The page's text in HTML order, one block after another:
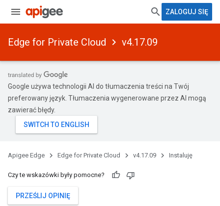
ZALOGUJ SIĘ
Edge for Private Cloud v4.17.09
Google używa technologii AI do tłumaczenia treści na Twój
preferowany język. Tłumaczenia wygenerowane przez AI mogą
zawierać błędy.
Apigee Edge Edge for Private Cloud v4.17.09 Instaluję
Czy te wskazówki były pomocne?
PRZEŚLIJ OPINIĘ